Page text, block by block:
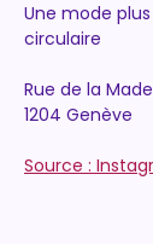
Une mode
circulaire
Rue de la
1204 Genève
Source :